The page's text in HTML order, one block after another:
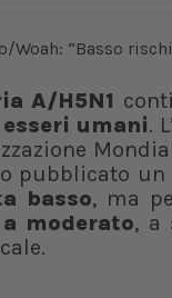
A/H5N1
umani.
pubblicato un
basso, ma
moderato, a